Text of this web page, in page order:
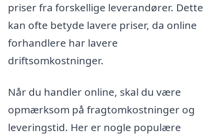
priser fra forskellige leverandører. Dette
kan ofte betyde lavere priser, da online
forhandlere har lavere
driftsomkostninger.
Når du handler online, skal du være
opmærksom på fragtomkostninger og
leveringstid. Her er nogle populære